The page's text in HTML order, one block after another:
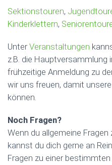
Sektionstouren,
Kinderklettern,
Unter Veranstaltungen
z.B. die Hauptversammlung
frühzeitige Anmeldung zu
wir uns freuen, damit
können.
Noch Fragen?
Wenn du allgemeine
kannst du dich gerne an
Fragen zu einer